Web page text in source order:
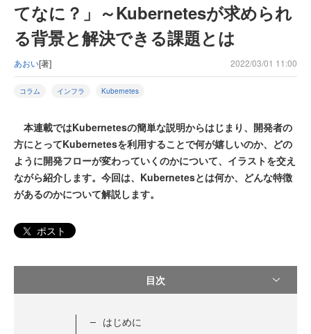
てなに？」～Kubernetesが求められ
る背景と解決できる課題とは
あおい[著] 2022/03/01 11:00
コラム インフラ Kubernetes
本連載ではKubernetesの簡単な説明からはじまり、開発者の
方にとってKubernetesを利用することで何が嬉しいのか、どの
ように開発フローが変わっていくのかについて、イラストを交え
ながら紹介します。今回は、Kubernetesとは何か、どんな特徴
があるのかについて解説します。
ポスト
目次
はじめに